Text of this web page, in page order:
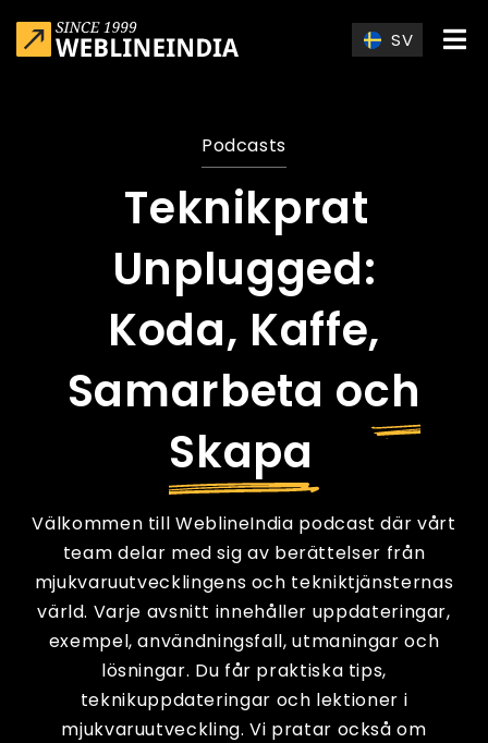
SV
Podcasts
Teknikprat
Unplugged:
Koda, Kaffe,
Samarbeta och
Skapa
Välkommen till WeblineIndia podcast där vårt
team delar med sig av berättelser från
mjukvaruutvecklingens och tekniktjänsternas
värld. Varje avsnitt innehåller uppdateringar,
exempel, användningsfall, utmaningar och
lösningar. Du får praktiska tips,
teknikuppdateringar och lektioner i
mjukvaruutveckling. Vi pratar också om